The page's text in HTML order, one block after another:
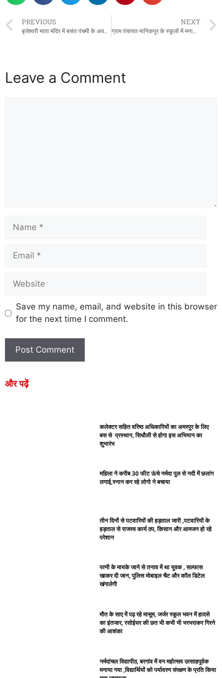
PREVIOUS
बृजेश्वरी माता मंदिर में बसंत पंचमी के अवसर पर भरा मेला बच्चों ने की जमकर खरीददारी
NEXT
ग्राम पंचायत मानिकपुर के स्कूलों में मनाया आनंद उत्सव
Leave a Comment
Save my name, email, and website in this browser
for the next time I comment.
और पढ़ें
कलेक्टर सहित वरिष्ठ अधिकारियों का अमरपुर के लिए
बस से प्रस्थान, सिधौली से होगा इस अभियान का
शुभारंभ
महिला ने करीब 30 फीट ऊंचे नर्मदा पुल से नदी में छलांग
लगाई,स्नान कर रहे लोगो ने बचाया
तीन दिनों से पटवारियों की हड़ताल जारी ,पटवारियों के
हड़ताल से राजस्व कार्य ठप, किसान और आमजन हो रहे
परेशान
पत्नी के मायके जाने से तनाव में था युवक , सल्फास
खाकर दी जान, पुलिस मोबाइल चैट और कॉल डिटेल
खंगालेगी
मौत के साए में पढ़ रहे मासूम, जर्जर स्कूल भवन में हादसे
का इंतजार, रसोईघर की छत भी कभी भी भरभराकर गिरने
की आशंका
नर्मदांचल विद्यापीठ, बरगांव में वन महोत्सव उत्साहपूर्वक
मनाया गया ,विद्यार्थियों को पर्यावरण संरक्षण के प्रति किया